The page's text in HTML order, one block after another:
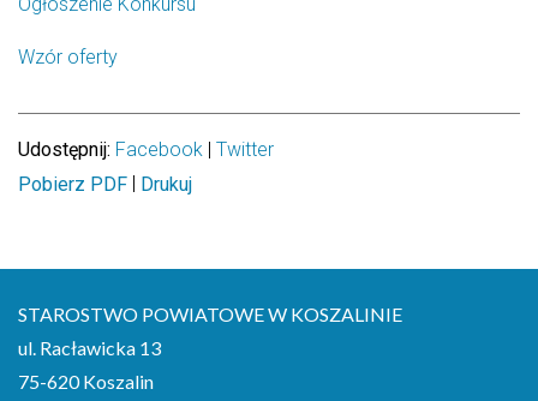
Wzór oferty
Udostępnij: Facebook | Twitter
Pobierz PDF | Drukuj
Szkolenia
Transport publiczny
Zdrowie
lipiec 2026
czerwiec 2026
maj 2026
STAROSTWO POWIATOWE W KOSZALINIE
ul. Racławicka 13
75-620 Koszalin